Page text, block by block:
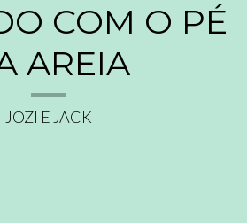
COM O PÉ
AREIA
JOZI E JACK